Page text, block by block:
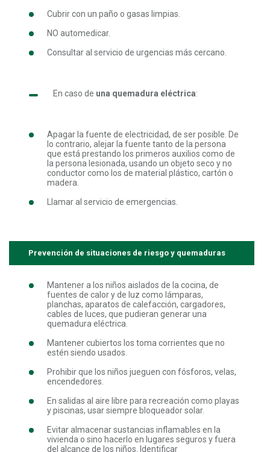
Cubrir con un paño o gasas limpias.
NO automedicar.
Consultar al servicio de urgencias más cercano.
En caso de una quemadura eléctrica:
Apagar la fuente de electricidad, de ser posible. De
lo contrario, alejar la fuente tanto de la persona
que está prestando los primeros auxilios como de
la persona lesionada, usando un objeto seco y no
conductor como los de material plástico, cartón o
madera.
Llamar al servicio de emergencias.
Prevención de situaciones de riesgo y quemaduras
Mantener a los niños aislados de la cocina, de
fuentes de calor y de luz como lámparas,
planchas, aparatos de calefacción, cargadores,
cables de luces, que pudieran generar una
quemadura eléctrica.
Mantener cubiertos los toma corrientes que no
estén siendo usados.
Prohibir que los niños jueguen con fósforos, velas,
encendedores.
En salidas al aire libre para recreación como playas
y piscinas, usar siempre bloqueador solar.
Evitar almacenar sustancias inflamables en la
vivienda o sino hacerlo en lugares seguros y fuera
del alcance de los niños. Identificar